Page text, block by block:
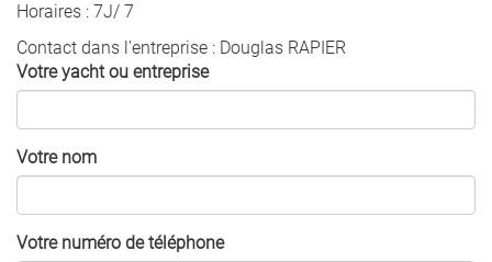
Horaires : 7J/ 7
Contact dans l'entreprise : Douglas RAPIER
Votre yacht ou entreprise
Votre nom
Votre numéro de téléphone